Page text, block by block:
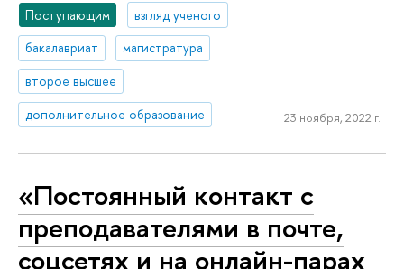
Поступающим
взгляд ученого
бакалавриат
магистратура
второе высшее
дополнительное образование
23 ноября, 2022 г.
«Постоянный контакт с
преподавателями в почте,
соцсетях и на онлайн-парах